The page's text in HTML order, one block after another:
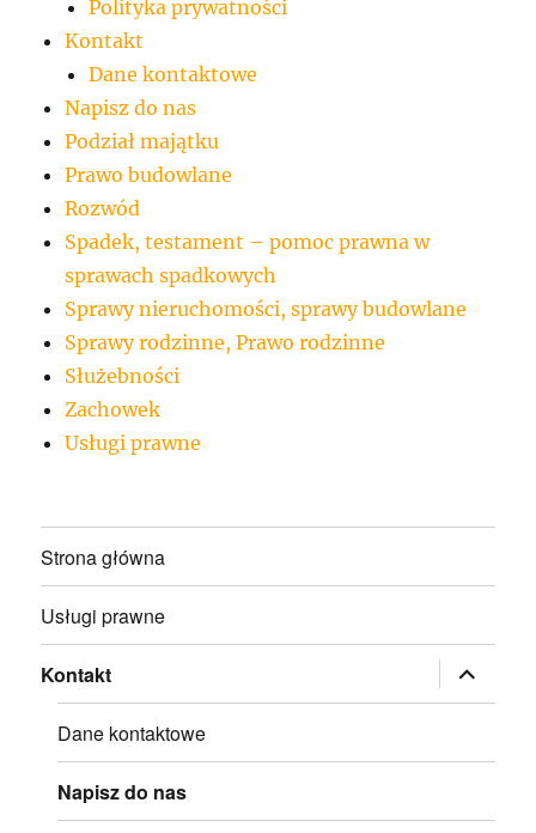
Polityka prywatności
Kontakt
Dane kontaktowe
Napisz do nas
Podział majątku
Prawo budowlane
Rozwód
Spadek, testament – pomoc prawna w
sprawach spadkowych
Sprawy nieruchomości, sprawy budowlane
Sprawy rodzinne, Prawo rodzinne
Służebności
Zachowek
Usługi prawne
Strona główna
Usługi prawne
Kontakt rozwiń
menu
potomne
Dane kontaktowe
Napisz do nas